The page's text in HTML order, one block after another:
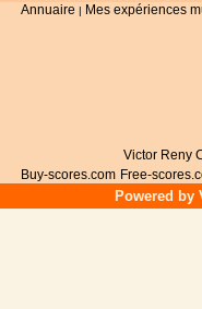
Annuaire | Mes expériences
Victor Reny
Buy-scores.com Free-
Powered by